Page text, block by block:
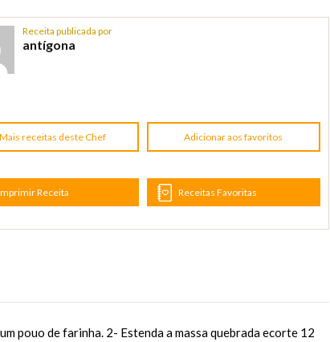
Receita publicada por
antígona
Mais receitas deste Chef Adicionar aos favoritos
Receita Receitas Favoritas
pouo de farinha. 2- Estenda a massa quebrada ecorte 12